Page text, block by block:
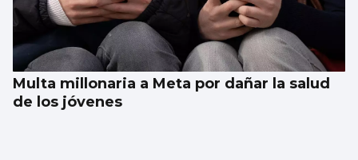
Multa millonaria a Meta por dañar la salud
de los jóvenes